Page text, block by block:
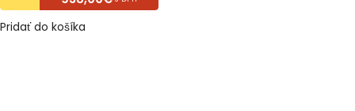
Pridať do košíka